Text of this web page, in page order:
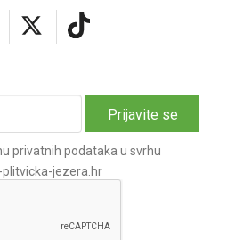
privatnih podataka u svrhu
jezera.hr